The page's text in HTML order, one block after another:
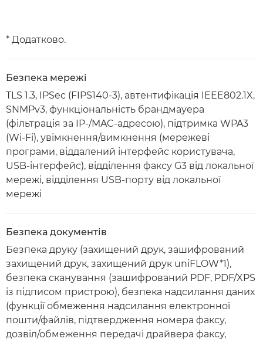
* Додатково.
Безпека мережі
TLS 1.3, IPSec (FIPS140-3), автентифікація IEEE802.1X,
SNMPv3, функціональність брандмауера
(фільтрація за IP-/MAC-адресою), підтримка WPA3
(Wi-Fi), увімкнення/вимкнення (мережеві
програми, віддалений інтерфейс користувача,
USB-інтерфейс), відділення факсу G3 від локальної
мережі, відділення USB-порту від локальної
мережі
Безпека документів
Безпека друку (захищений друк, зашифрований
захищений друк, захищений друк uniFLOW*1),
безпека сканування (зашифрований PDF, PDF/XPS
із підписом пристрою), безпека надсилання даних
(функції обмеження надсилання електронної
пошти/файлів, підтвердження номера факсу,
дозвіл/обмеження передачі драйвера факсу,